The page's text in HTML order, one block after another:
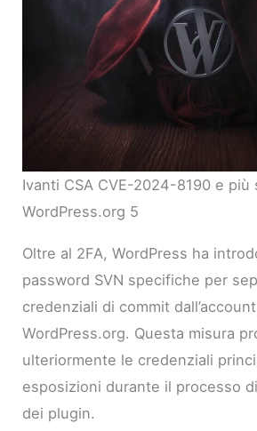
Ivanti CSA CVE-2024-8190 e più
WordPress.org 5
Oltre al 2FA, WordPress ha
password SVN specifiche per
credenziali di commit
WordPress.org. Questa misura
ulteriormente le credenziali
esposizioni durante il processo
dei plugin.